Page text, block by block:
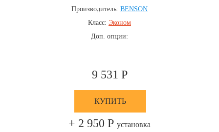
Производитель: BENSON
Класс: Эконом
Доп. опции:
9 531 Р
КУПИТЬ
+ 2 950 Р установка